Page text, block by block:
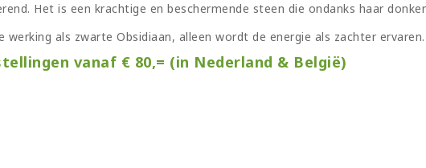
Het is een krachtige en beschermende steen die ondanks haar
werking als zwarte Obsidiaan, alleen wordt de energie als zachter ervaren.
vanaf € 80,= (in Nederland & België)